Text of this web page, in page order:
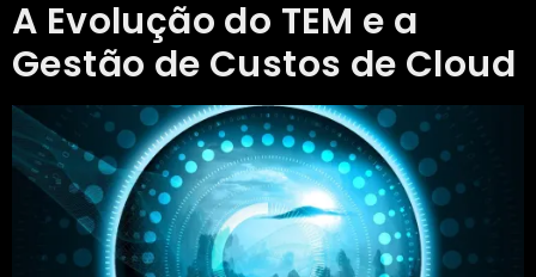
A Evolução do TEM e a
Gestão de Custos de Cloud